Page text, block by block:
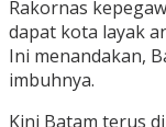
Rakornas
dapat kota layak
Ini menandakan,
imbuhnya.
Kini Batam terus